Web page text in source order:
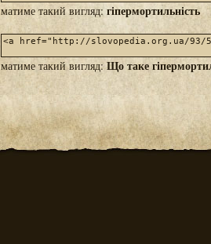
матиме такий вигляд: гіпермортильність
матиме такий вигляд:Що таке